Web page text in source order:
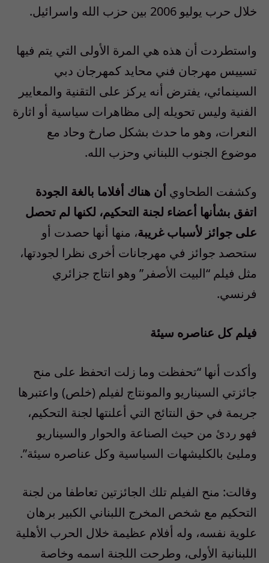
خلال حرب يوليو 2006 بين حزب الله واسرائيل.
واستطردت أن هذه هي المرة الأولى التي يتم فيها
تسييس مهرجان فني محايد كمهرجان دبي
السينمائي، يفترض أنه يركز على التقنية والمعايير
الفنية وليس تحويله إلى مظاهرات سياسية أو اثارة
النعرات، وهو ما حدث بشكل صارخ وحاد مع
موضوع الجنوب اللبناني وحزب الله.
وكشفت الطحاوي أن هناك أفلاما بالغة الجودة
اتفق بشأنها أعضاء لجنة التحكيم، لكنها لم تحصل
على جوائز لأسباب غريبة، منها أنها حصدت أو
ستحصد جوائز في مهرجانات أخرى نظرا لجودتها،
مثل فيلم “البيت الأصفر” وهو انتاج جزائري
فرنسي.
فيلم كل عناصره سيئة
وأكدت أنها “تحفظت وما زلت اتحفظ على منح
جائزتي السيناريو والمونتاج لفيلم (خلص) واعتبرها
جريمة في حق النتائج التي أعلنتها لجنة التحكيم،
فهو ردئ من حيث الصناعة والحوار والسيناريو
ومليئ بالكليشهات السياسية وكل عناصره سيئة”.
وقالت: منح الفيلم تلك الجائزتين تعاطفا من لجنة
التحكيم مع شخص المخرج اللبناني الكبير برهان
علوية نفسه، وله أفلام عظيمة خلال الحرب الأهلية
اللبنانية الأولى، وطرحت اللجنة اسمه وخاصة